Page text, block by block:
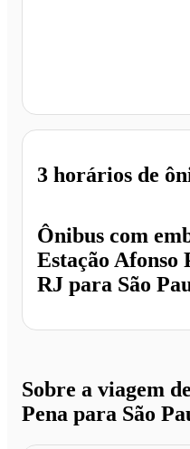
Ônibus com
Estação Afonso
RJ para São
3 horários de
Sobre a viagem
Pena para São